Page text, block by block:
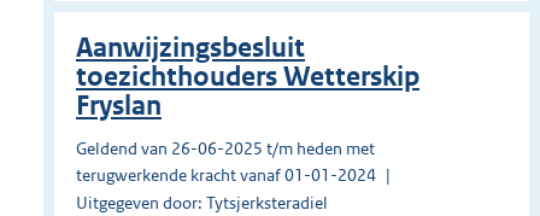
Aanwijzingsbesluit
toezichthouders Wetterskip
Fryslan
Geldend van 26-06-2025 t/m heden met
terugwerkende kracht vanaf 01-01-2024
Uitgegeven door: Tytsjerksteradiel